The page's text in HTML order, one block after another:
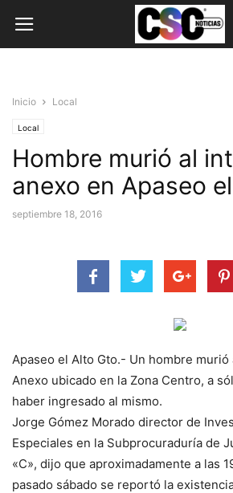
Inicio Local
Local
Hombre murió al
anexo en Apaseo
septiembre 18, 2016
Apaseo el Alto Gto.- Un hombre
Anexo ubicado en la Zona Centro, a
haber ingresado al mismo.
Jorge Gómez Morado director de
Especiales en la Subprocuraduría de
«C», dijo que aproximadamente a las
pasado sábado se reportó la